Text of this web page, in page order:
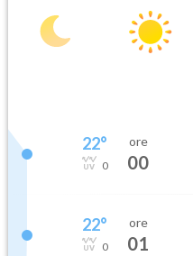
22°
0
ore
00
22°
0
ore
01